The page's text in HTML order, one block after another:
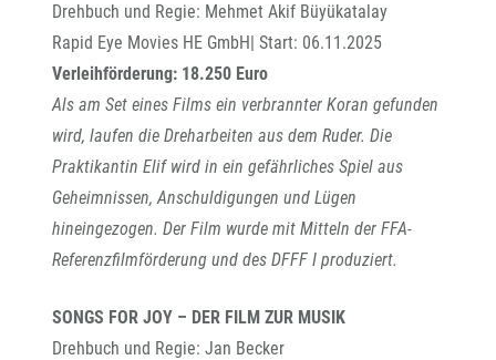
Drehbuch und Regie: Mehmet Akif Büyükatalay
Rapid Eye Movies HE GmbH| Start: 06.11.2025
Verleihförderung: 18.250 Euro
Als am Set eines Films ein verbrannter Koran gefunden
wird, laufen die Dreharbeiten aus dem Ruder. Die
Praktikantin Elif wird in ein gefährliches Spiel aus
Geheimnissen, Anschuldigungen und Lügen
hineingezogen. Der Film wurde mit Mitteln der FFA-
Referenzfilmförderung und des DFFF I produziert.
SONGS FOR JOY – DER FILM ZUR MUSIK
Drehbuch und Regie: Jan Becker